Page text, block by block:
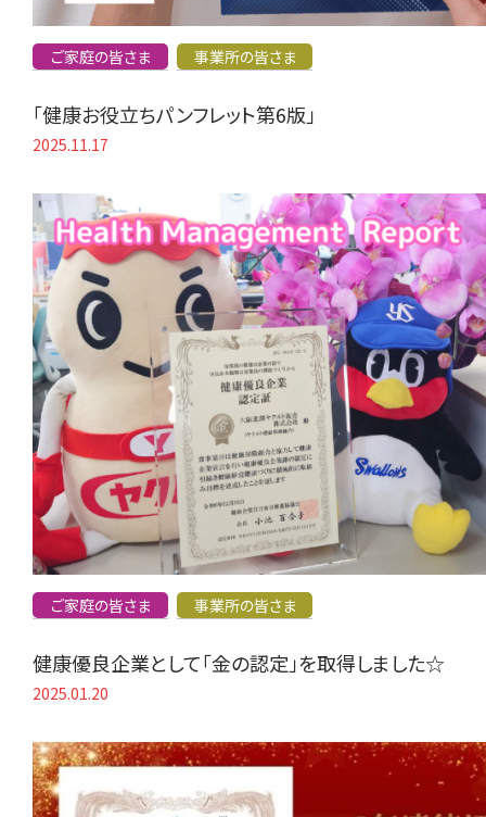
ご家庭の皆さま 事業所の皆さま
「健康お役立ちパンフレット第6版」
2025.11.17
ご家庭の皆さま 事業所の皆さま
健康優良企業として「金の認定」を取得しました☆
2025.01.20